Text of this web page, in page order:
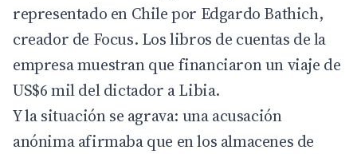
representado en Chile por Edgardo Bathich,
creador de Focus. Los libros de cuentas de la
empresa muestran que financiaron un viaje de
US$6 mil del dictador a Libia.
Y la situación se agrava: una acusación
anónima afirmaba que en los almacenes de